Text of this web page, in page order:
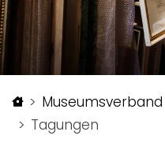
Startseite
Museumsverband
Tagungen